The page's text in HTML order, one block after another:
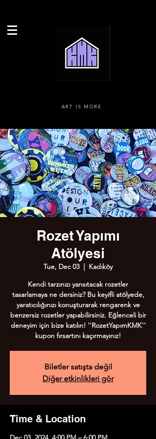
ART IS MORE
Rozet Yapımı
Atölyesi
Tue, Dec 03
  |
Kadıköy
Kendi tarzınızı yansıtacak rozetler
tasarlamaya ne dersiniz? Bu keyifli atölyede,
yaratıcılığınızı konuşturarak rengarenk ve
benzersiz rozetler yapabilirsiniz. Eğlenceli bir
deneyim için bize katılın! ''RozetYapımKMK''
kupon fırsartını kaçırmayınız!
Biletler satışta değil
Diğer etkinlikleri gör
Time & Location